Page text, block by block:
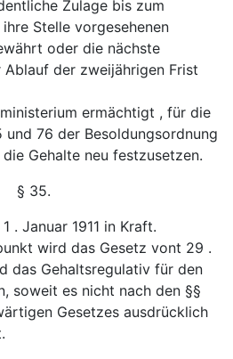
Zulage bis zum
Stelle vorgesehenen
oder die nächste
der zweijährigen Frist
ermächtigt , für die
und 76 der Besoldungsordnung
Gehalte neu festzusetzen.
§ 35.
. Januar 1911 in Kraft.
wird das Gesetz vont 29 .
das Gehaltsregulativ für den
soweit es nicht nach den §§
Gesetzes ausdrücklich